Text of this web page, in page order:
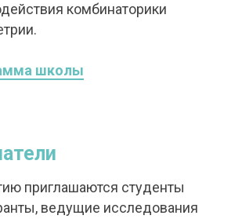
комбинаторики
школы
приглашаются студенты
ведущие исследования